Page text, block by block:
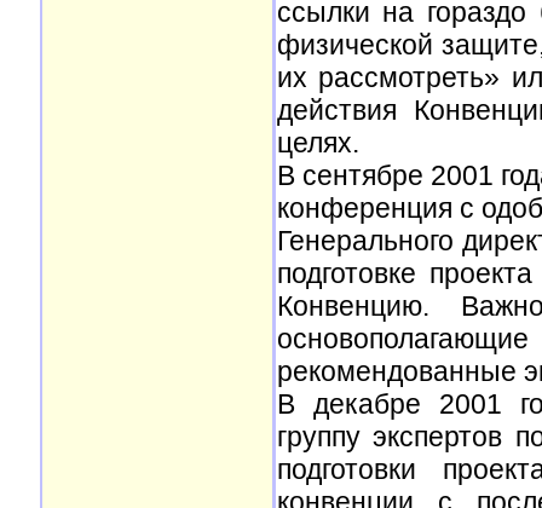
ссылки на
физической
их рассмотреть»
действия
целях.
В сентябре 2001
конференция с
Генерального
подготовке
Конвенцию.
рекомендованные
В декабре 2001
группу экспертов
подготовки